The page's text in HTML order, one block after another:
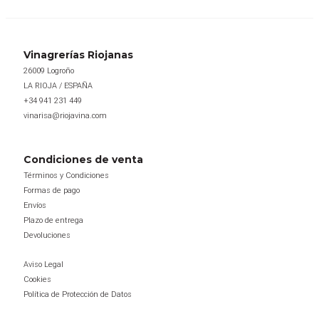
Vinagrerías Riojanas
26009 Logroño
LA RIOJA / ESPAÑA
+34 941 231 449
vinarisa@riojavina.com
Condiciones de venta
Términos y Condiciones
Formas de pago
Envíos
Plazo de entrega
Devoluciones
Aviso Legal
Cookies
Política de Protección de Datos